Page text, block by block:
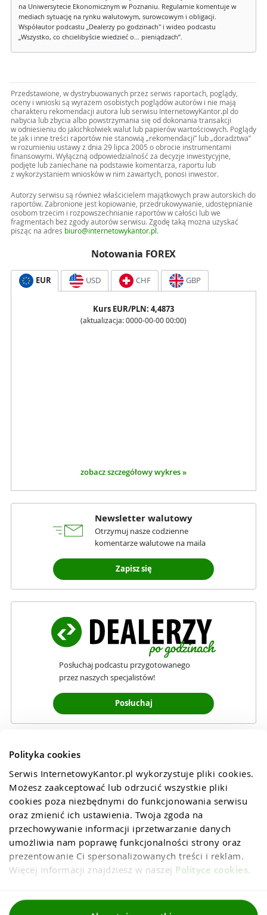
Polityka cookies
Serwis InternetowyKantor.pl wykorzystuje pliki cookies.
Możesz zaakceptować lub odrzucić wszystkie pliki
cookies poza niezbędnymi do funkcjonowania serwisu
oraz zmienić ich ustawienia. Twoja zgoda na
przechowywanie informacji iprzetwarzanie danych
umożliwia nam poprawę funkcjonalności strony oraz
prezentowanie Ci spersonalizowanych treści i reklam.
Więcej informacji znajdziesz w naszej Polityce cookies.
na Uniwersytecie Ekonomicznym w Poznaniu. Regularnie komentuje w
mediach sytuację na rynku walutowym, surowcowym i obligacji.
Współautor podcastu „Dealerzy po godzinach" i wideo podcastu
„Wszystko, co chcielibyście wiedzieć o... pieniądzach”.
Przedstawione, w dystrybuowanych przez serwis raportach, poglądy,
oceny i wnioski są wyrazem osobistych poglądów autorów i nie mają
charakteru rekomendacji autora lub serwisu InternetowyKantor.pl do
nabycia lub zbycia albo powstrzymania się od dokonania transakcji
w odniesieniu do jakichkolwiek walut lub papierów wartościowych. Poglądy
te jak i inne treści raportów nie stanowią „rekomendacji” lub „doradztwa”
w rozumieniu ustawy z dnia 29 lipca 2005 o obrocie instrumentami
finansowymi. Wyłączną odpowiedzialność za decyzje inwestycyjne,
podjęte lub zaniechane na podstawie komentarza, raportu lub
z wykorzystaniem wniosków w nim zawartych, ponosi inwestor.
Autorzy serwisu są również właścicielem majątkowych praw autorskich do
raportów. Zabronione jest kopiowanie, przedrukowywanie, udostępnianie
osobom trzecim i rozpowszechnianie raportów w całości lub we
fragmentach bez zgody autorów serwisu. Zgodę taką można uzyskać
pisząc na adres biuro@internetowykantor.pl .
Notowania FOREX
EUR USD CHF GBP
Kurs EUR/PLN: 4,4873
(aktualizacja: 0000-00-00 00:00)
zobacz szczegółowy wykres »
Newsletter walutowy
Otrzymuj nasze codzienne
komentarze walutowe na maila
Zapisz się
Posłuchaj podcastu przygotowanego
przez naszych specjalistów!
Posłuchaj
Regulaminy